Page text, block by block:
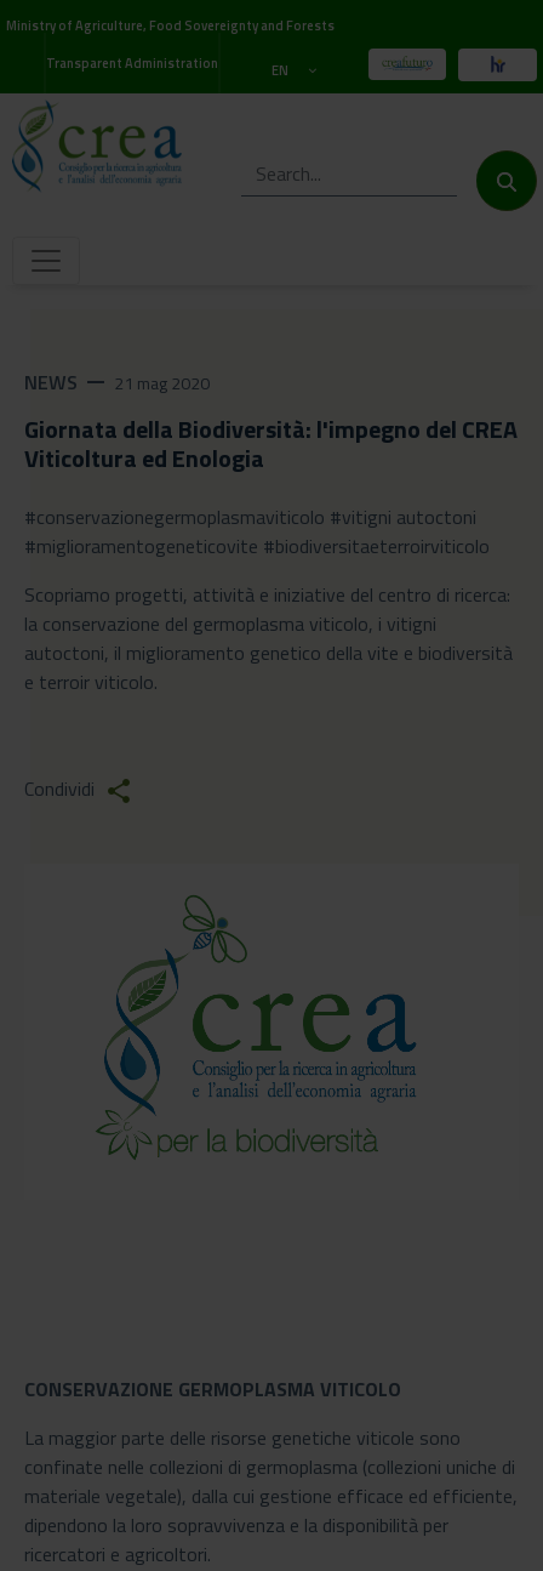
Ministry of Agriculture, Food Sovereignty and Forests
Transparent Administration
EN
NEWS remove 21 mag 2020
Giornata della Biodiversità: l'impegno del CREA
Viticoltura ed Enologia
#conservazionegermoplasmaviticolo #vitigni autoctoni
#miglioramentogeneticovite #biodiversitaeterroirviticolo
Scopriamo progetti, attività e iniziative del centro di ricerca:
la conservazione del germoplasma viticolo, i vitigni
autoctoni, il miglioramento genetico della vite e biodiversità
e terroir viticolo.
Condividi share
CONSERVAZIONE GERMOPLASMA VITICOLO
La maggior parte delle risorse genetiche viticole sono
confinate nelle collezioni di germoplasma (collezioni uniche di
materiale vegetale), dalla cui gestione efficace ed efficiente,
dipendono la loro sopravvivenza e la disponibilità per
ricercatori e agricoltori.